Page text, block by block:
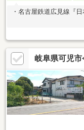
・名古屋鉄道広見線『
岐阜県可児市